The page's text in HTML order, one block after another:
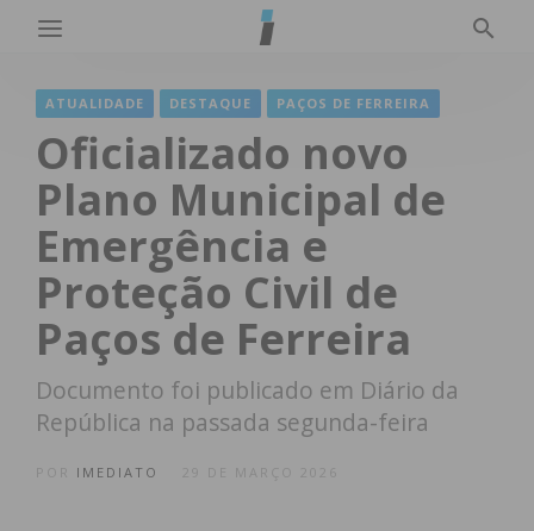
ATUALIDADE DESTAQUE PAÇOS DE FERREIRA
Oficializado novo
Plano Municipal de
Emergência e
Proteção Civil de
Paços de Ferreira
Documento foi publicado em Diário da
República na passada segunda-feira
IMEDIATO 29 DE MARÇO 2026